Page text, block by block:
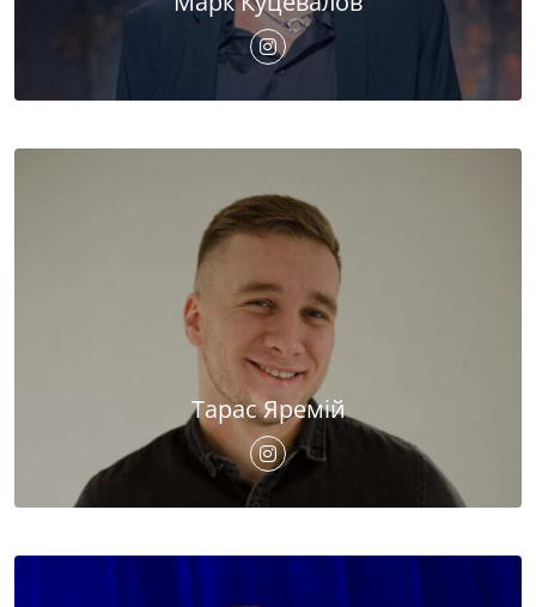
Тарас Яремій